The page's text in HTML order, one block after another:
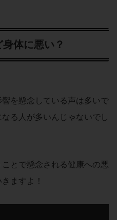
体に悪い？
を懸念している声は多いで
る人が多いんじゃないでし
とで懸念される健康への悪
ますよ！